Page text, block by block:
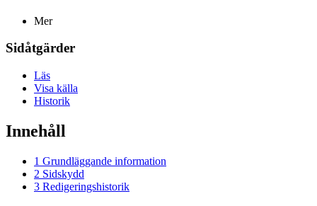
Mer
Sidåtgärder
Läs
Visa källa
Historik
Innehåll
1 Grundläggande information
2 Sidskydd
3 Redigeringshistorik